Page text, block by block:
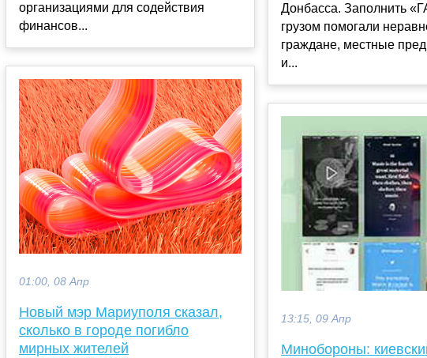
организациями для содействия
финансов...
01:00, 08 Апр
Новый мэр Мариуполя сказал,
сколько в городе погибло
мирных жителей
Донбасса. Заполнить
грузом помогали
граждане, местные
и...
13:15, 09 Апр
Минобороны: